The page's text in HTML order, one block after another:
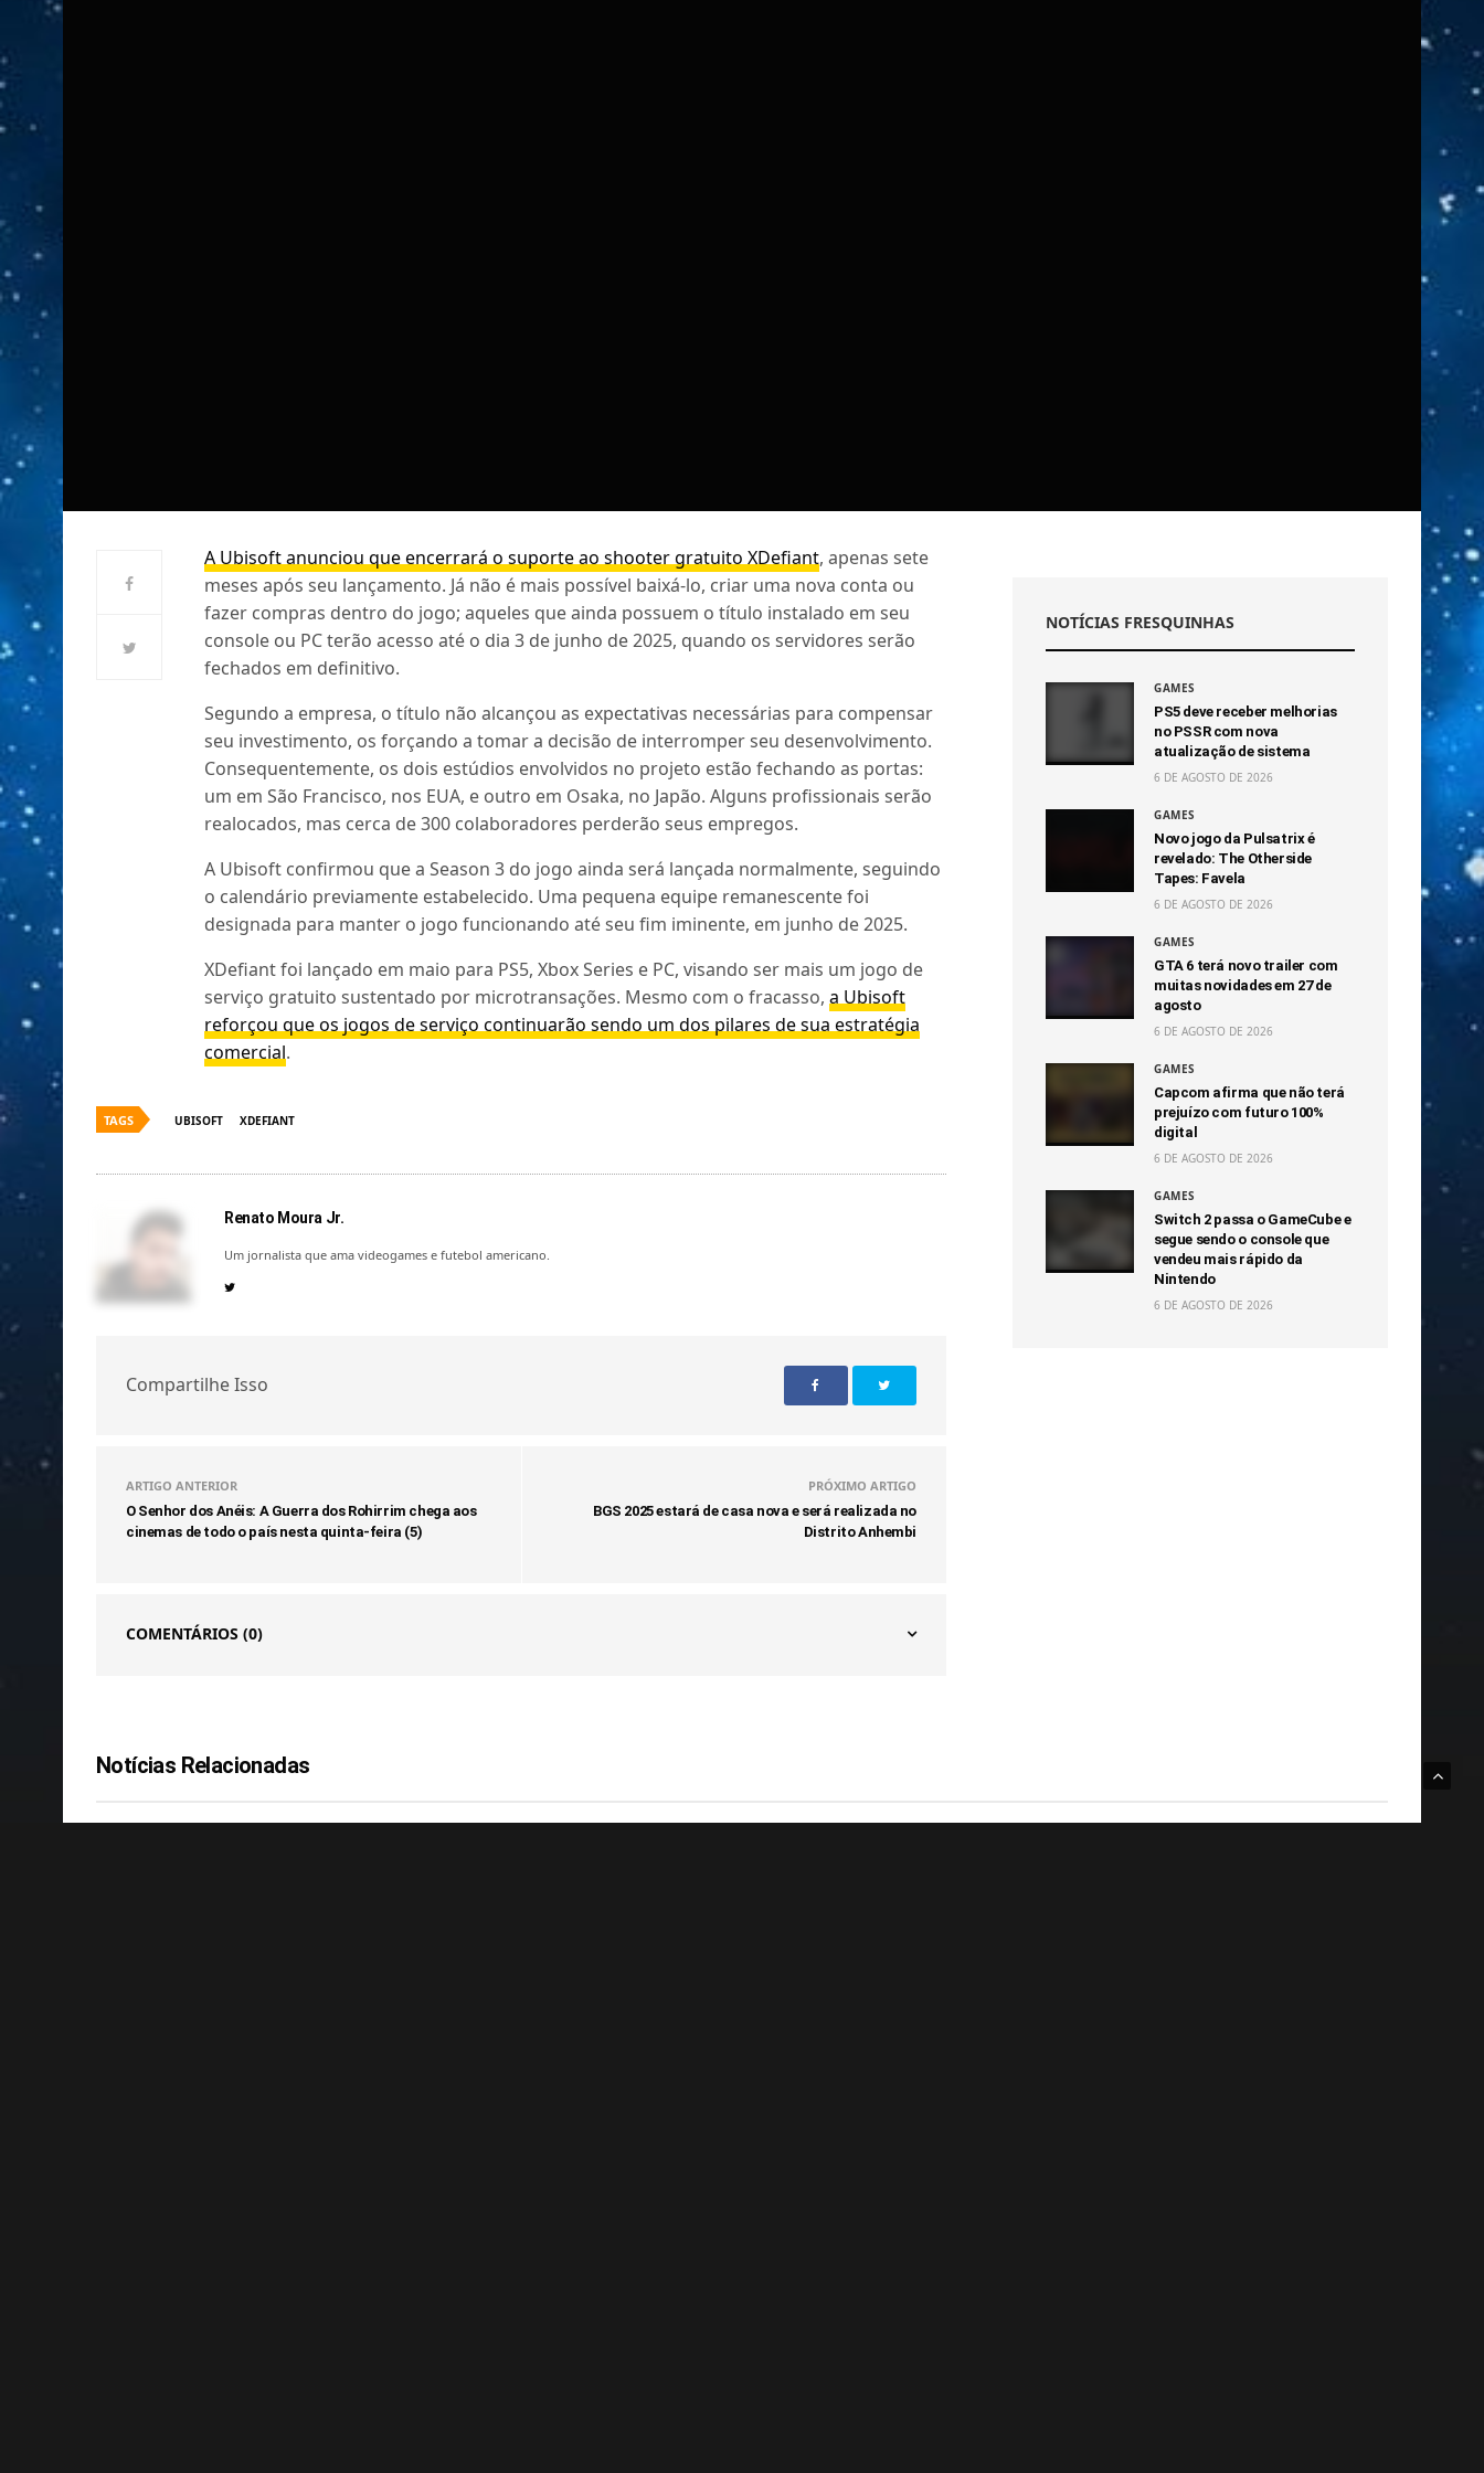
A Ubisoft anunciou que encerrará o suporte ao shooter gratuito XDefiant, apenas sete
meses após seu lançamento. Já não é mais possível baixá-lo, criar uma nova conta ou
fazer compras dentro do jogo; aqueles que ainda possuem o título instalado em seu
console ou PC terão acesso até o dia 3 de junho de 2025, quando os servidores serão
fechados em definitivo.
Segundo a empresa, o título não alcançou as expectativas necessárias para compensar
seu investimento, os forçando a tomar a decisão de interromper seu desenvolvimento.
Consequentemente, os dois estúdios envolvidos no projeto estão fechando as portas:
um em São Francisco, nos EUA, e outro em Osaka, no Japão. Alguns profissionais serão
realocados, mas cerca de 300 colaboradores perderão seus empregos.
A Ubisoft confirmou que a Season 3 do jogo ainda será lançada normalmente, seguindo
o calendário previamente estabelecido. Uma pequena equipe remanescente foi
designada para manter o jogo funcionando até seu fim iminente, em junho de 2025.
XDefiant foi lançado em maio para PS5, Xbox Series e PC, visando ser mais um jogo de
serviço gratuito sustentado por microtransações. Mesmo com o fracasso,a Ubisoft
reforçou que os jogos de serviço continuarão sendo um dos pilares de sua estratégia
comercial.
TAGS UBISOFT XDEFIANT
Renato Moura Jr.
Um jornalista que ama videogames e futebol americano.
Compartilhe Isso
ARTIGO ANTERIOR
O Senhor dos Anéis: A Guerra dos Rohirrim chega aos
cinemas de todo o país nesta quinta-feira (5)
PRÓXIMO ARTIGO
BGS 2025 estará de casa nova e será realizada no
Distrito Anhembi
COMENTÁRIOS (0)
NOTÍCIAS FRESQUINHAS
GAMES
PS5 deve receber melhorias
no PSSR com nova
atualização de sistema
6 DE AGOSTO DE 2026
GAMES
Novo jogo da Pulsatrix é
revelado: The Otherside
Tapes: Favela
6 DE AGOSTO DE 2026
GAMES
GTA 6 terá novo trailer com
muitas novidades em 27 de
agosto
6 DE AGOSTO DE 2026
GAMES
Capcom afirma que não terá
prejuízo com futuro 100%
digital
6 DE AGOSTO DE 2026
GAMES
Switch 2 passa o GameCube e
segue sendo o console que
vendeu mais rápido da
Nintendo
6 DE AGOSTO DE 2026
Notícias Relacionadas